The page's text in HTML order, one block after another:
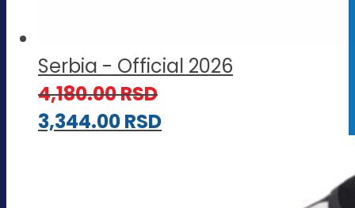
Serbia - Official 2026
4,180.00RSD
3,344.00RSD